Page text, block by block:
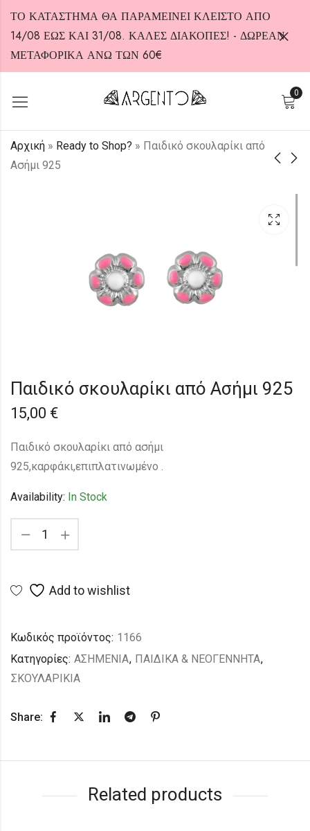
ΤΟ ΚΑΤΑΣΤΗΜΑ ΘΑ ΠΑΡΑΜΕΙΝΕΙ ΚΛΕΙΣΤΟ ΑΠΟ
14/08 ΕΩΣ ΚΑΙ 31/08. ΚΑΛΕΣ ΔΙΑΚΟΠΕΣ! - ΔΩΡΕΑΝ
ΜΕΤΑΦΟΡΙΚΑ ΑΝΩ ΤΩΝ 60€
0
Αρχική » Ready to Shop? » Παιδικό σκουλαρίκι από
Ασήμι 925
από Ασήμι 925
Παιδικό σκουλαρίκι από Ασήμι 925
15,00 €
Παιδικό σκουλαρίκι από ασήμι
925,καρφάκι,επιπλατινωμένο .
Availability: In Stock
Add to wishlist
Κωδικός προϊόντος: 1166
Κατηγορίες: ΑΣΗΜΕΝΙΑ, ΠΑΙΔΙΚΑ & ΝΕΟΓΕΝΝΗΤΑ,
ΣΚΟΥΛΑΡΙΚΙΑ
Share:
Related products
HOT